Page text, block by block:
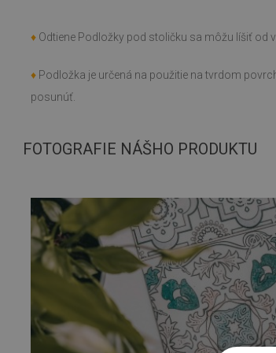
♦ Odtiene Podložky pod stoličku sa môžu líšiť od
♦ Podložka je určená na použitie na tvrdom
posunúť.
FOTOGRAFIE NÁŠHO PRODUKTU